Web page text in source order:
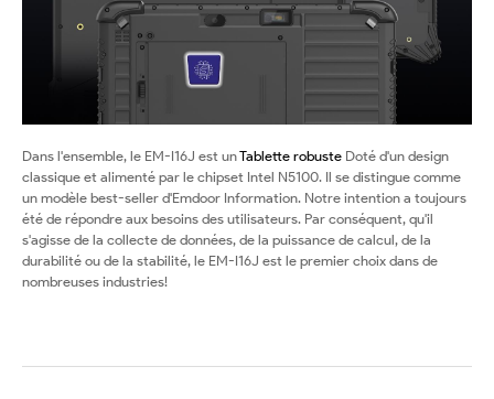
Dans l'ensemble, le EM-I16J est unTablette robuste Doté d'un design
classique et alimenté par le chipset Intel N5100. Il se distingue comme
un modèle best-seller d'Emdoor Information. Notre intention a toujours
été de répondre aux besoins des utilisateurs. Par conséquent, qu'il
s'agisse de la collecte de données, de la puissance de calcul, de la
durabilité ou de la stabilité, le EM-I16J est le premier choix dans de
nombreuses industries!